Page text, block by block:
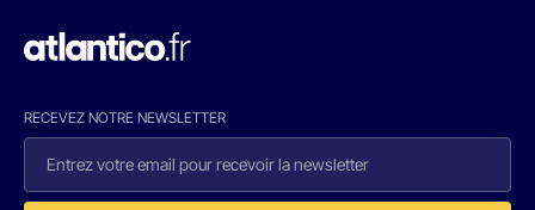
RECEVEZ NOTRE NEWSLETTER